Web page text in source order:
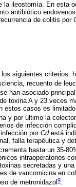
ileostomía. En esta
antibiótico
de colitis por
siguientes criterios:
recuento de
han asociado
toxina A y 23 veces
casos es
y por último la
de infección
por Cdestá
falla terapéutica y
hasta un 35-
intraoperatorios
secretadas y
de vancomicina en
de metronidazol 9.